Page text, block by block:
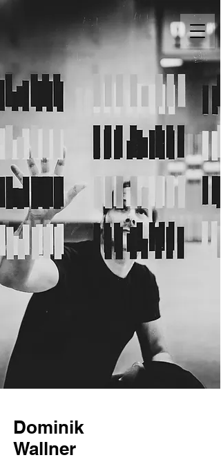
Dominik Wallner
Komponist
Dominik
Wallner